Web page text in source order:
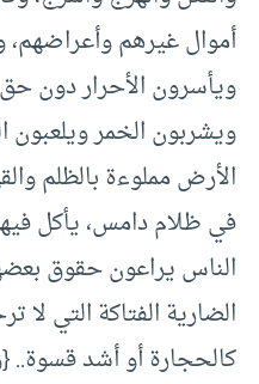
أموال غيرهم وأعراضهم،
ويأسرون الأحرار دون
ويشربون الخمر ويلعبون
الأرض مملوءة بالظلم
في ظلام دامس، يأكل
الناس يراعون حقوق
الضارية الفتاكة التي لا
كالحجارة أو أشد قسوة..